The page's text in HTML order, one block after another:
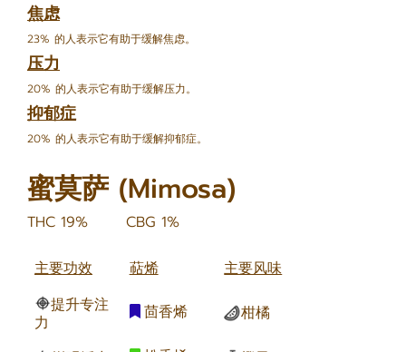
焦虑
23% 的人表示它有助于缓解焦虑。
压力
20% 的人表示它有助于缓解压力。
抑郁症
20% 的人表示它有助于缓解抑郁症。
蜜莫萨 (Mimosa)
THC 19% CBG 1%
主要功效 萜烯
主要风味
提升专注
力
茴香烯 柑橘